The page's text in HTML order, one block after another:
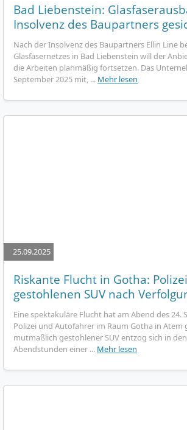
Bad Liebenstein:
Insolvenz des Baupartners
Nach der Insolvenz des Baupartners Ellin Line
Glasfasernetzes in Bad Liebenstein will der
die Arbeiten planmäßig fortsetzen. Das
September 2025 mit, ... Mehr lesen
25.09.2025
Riskante Flucht in Gotha:
gestohlenen SUV nach
Eine spektakuläre Flucht hat am Abend des 24.
Polizei und Autofahrer im Raum Gotha in Atem
mutmaßlich gestohlener SUV entzog sich in
Abendstunden einer ... Mehr lesen